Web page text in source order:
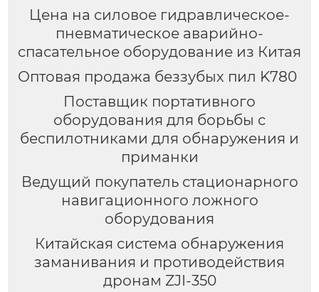
Цена на силовое гидравлическое-
пневматическое аварийно-
спасательное оборудование из Китая
Оптовая продажа беззубых пил K780
Поставщик портативного
оборудования для борьбы с
беспилотниками для обнаружения и
приманки
Ведущий покупатель стационарного
навигационного ложного
оборудования
Китайская система обнаружения
заманивания и противодействия
дронам ZJI-350